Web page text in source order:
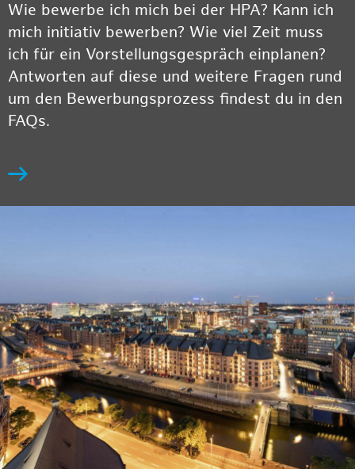
Wie bewerbe ich mich bei der HPA? Kann ich
mich initiativ bewerben? Wie viel Zeit muss
ich für ein Vorstellungsgespräch einplanen?
Antworten auf diese und weitere Fragen rund
um den Bewerbungsprozess findest du in den
FAQs.